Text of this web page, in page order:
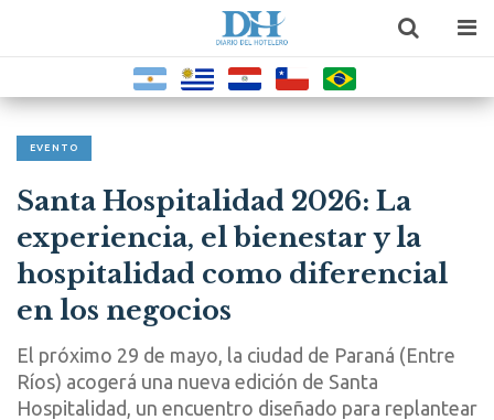
EVENTO
Santa Hospitalidad 2026: La
experiencia, el bienestar y la
hospitalidad como diferencial
en los negocios
El próximo 29 de mayo, la ciudad de Paraná (Entre
Ríos) acogerá una nueva edición de Santa
Hospitalidad, un encuentro diseñado para replantear